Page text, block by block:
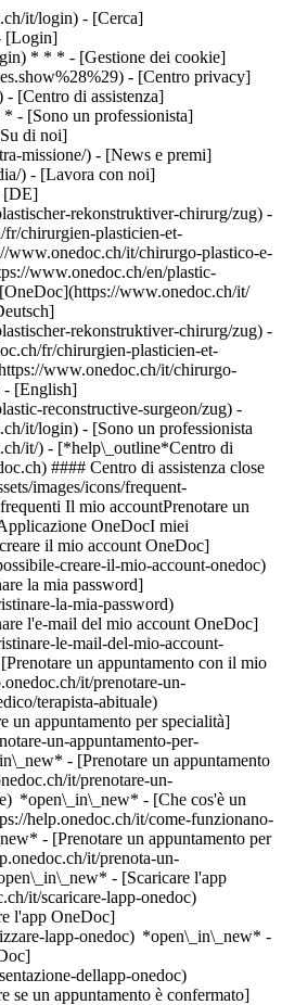
it/login) - [Cerca]
[Login]
* * * - [Gestione dei cookie]
- [Centro privacy]
[Centro di assistenza]
- [Sono un professionista]
di noi]
missione/) - [News e premi]
) - [Lavora con noi]
[DE]
rekonstruktiver-chirurg/zug) -
chirurgien-plasticien-et-
www.onedoc.ch/it/chirurgo-plastico-e-
www.onedoc.ch/en/plastic-
www.onedoc.ch/it/
rekonstruktiver-chirurg/zug) -
fr/chirurgien-plasticien-et-
www.onedoc.ch/it/chirurgo-
- [English]
reconstructive-surgeon/zug) -
it/login) - [Sono un professionista
it/) - [*help\_outline*Centro di
#### Centro di assistenza close
images/icons/frequent-
Il mio accountPrenotare un
OneDocI miei
il mio account OneDoc]
creare-il-mio-account-onedoc)
la mia password]
la-mia-password)
l'e-mail del mio account OneDoc]
le-mail-del-mio-account-
un appuntamento con il mio
it/prenotare-un-
terapista-abituale)
un appuntamento per specialità]
un-appuntamento-per-
- [Prenotare un appuntamento
it/prenotare-un-
*open\_in\_new* - [Che cos'è un
help.onedoc.ch/it/come-funzionano-
- [Prenotare un appuntamento per
it/prenota-un-
- [Scaricare l'app
it/scaricare-lapp-onedoc)
l'app OneDoc]
lapp-onedoc) *open\_in\_new* -
dellapp-onedoc)
goetz-a-giessler) ![Badge che indica un profilo verificato](https://www.onedoc.ch/assets/images/icons/checkmark.svg) Chirurgo plastico e ricostruttivo [Plastische Chirurgie Zug](https://www.onedoc.ch/it/studio-medico-associato/zugo/ebakc/plastische-chirurgie-zug) Grafenaustrasse 15 6300 Zugo ![Icona paziente con segno più che indica che il professionista accetta nuovi pazienti](https://www.onedoc.ch/assets/images/icons/new-patients.svg)Accetta nuovi pazienti [Prenota un appuntamento](https://www.onedoc.ch/it/chirurgo-plastico-e-ricostruttivo/zugo/pcr3r/prof-goetz-a-giessler) Competenze:[Addominoplastica | Chirurgia addominale](https://www.onedoc.ch/it/addominoplastica-chirurgia-addominale/zugo), [Bichectomia | Chirurgia della guancia](https://www.onedoc.ch/it/bichectomia-chirurgia-della-guancia/zugo), [Blefaroplastica | Chirurgia delle palpebre](https://www.onedoc.ch/it/blefaroplastica-chirurgia-delle-palpebre/zugo), [Body Lift | Lifting del corpo](https://www.onedoc.ch/it/body-lift-lifting-del-corpo/zugo), [Mastoplastica additiva | Aumento del seno](https://www.onedoc.ch/it/mastoplastica-additiva-aumento-del-seno/zugo), [Mastoplastica riduttiva | Riduzione del seno](https://www.onedoc.ch/it/mastoplastica-riduttiva-riduzione-del-seno/zugo), [Lifting del viso](https://www.onedoc.ch/it/lifting-del-viso/zugo), [Iniezione di acido ialuronico](https://www.onedoc.ch/it/iniezione-di-acido-ialuronico/zugo), [Iniezione di tossina botulinica](https://www.onedoc.ch/it/iniezione-di-tossina-botulinica/zugo)Vedi di più *chevron\_left* dom 02 ago *chevron\_right* Vedi più appuntamenti *error\_outline* Si è verificato un errore durante il caricamento della disponibilità [Riprova](https://www.onedoc.ch) Competenze:[Addominoplastica | Chirurgia addominale](https://www.onedoc.ch/it/addominoplastica-chirurgia-addominale/zugo), [Bichectomia | Chirurgia della guancia](https://www.onedoc.ch/it/bichectomia-chirurgia-della-guancia/zugo), [Blefaroplastica | Chirurgia delle palpebre](https://www.onedoc.ch/it/blefaroplastica-chirurgia-delle-palpebre/zugo), [Body Lift | Lifting del corpo](https://www.onedoc.ch/it/body-lift-lifting-del-corpo/zugo), [Mastoplastica additiva | Aumento del seno](https://www.onedoc.ch/it/mastoplastica-additiva-aumento-del-seno/zugo), [Mastoplastica riduttiva | Riduzione del seno](https://www.onedoc.ch/it/mastoplastica-riduttiva-riduzione-del-seno/zugo), [Lifting del viso](https://www.onedoc.ch/it/lifting-del-viso/zugo), [Iniezione di acido ialuronico](https://www.onedoc.ch/it/iniezione-di-acido-ialuronico/zugo), [Iniezione di tossina botulinica](https://www.onedoc.ch/it/iniezione-di-tossina-botulinica/zugo)Vedi di più [![Prof. Dr. med. Holger Engel, chirurgo plastico e ricostruttivo a Zugo](https://assets.onedoc.ch/images/users/749a0f05e173dda4aaf07071b623f9292e193708f9113a32a813edb9d2bea290-small.png "Prof. Dr. med. Holger Engel, chirurgo plastico e ricostruttivo a Zugo")](https://www.onedoc.ch/it/chirurgo-plastico-e-ricostruttivo/zugo/pcr3t/prof-dr-med-holger-engel) ### [Prof. Dr. med. Holger Engel](https://www.onedoc.ch/it/chirurgo-plastico-e-ricostruttivo/zugo/pcr3t/prof-dr-med-holger-engel) ![Badge che indica un profilo verificato](https://www.onedoc.ch/assets/images/icons/checkmark.svg) Chirurgo plastico e ricostruttivo [Plastische Chirurgie Zug](https://www.onedoc.ch/it/studio-medico-associato/zugo/ebakc/plastische-chirurgie-zug) Grafenaustrasse 15 6300 Zugo ![Icona paziente con segno più che indica che il professionista accetta nuovi pazienti](https://www.onedoc.ch/assets/images/icons/new-patients.svg)Accetta nuovi pazienti [Prenota un appuntamento](https://www.onedoc.ch/it/chirurgo-plastico-e-ricostruttivo/zugo/pcr3t/prof-dr-med-holger-engel) Competenze:[Blefaroplastica | Chirurgia delle palpebre](https://www.onedoc.ch/it/blefaroplastica-chirurgia-delle-palpebre/zugo), [Mastoplastica riduttiva | Riduzione del seno](https://www.onedoc.ch/it/mastoplastica-riduttiva-riduzione-del-seno/zugo), [Lifting del viso](https://www.onedoc.ch/it/lifting-del-viso/zugo), [Iniezione di tossina botulinica](https://www.onedoc.ch/it/iniezione-di-tossina-botulinica/zugo), [Iniezione di acido ialuronico](https://www.onedoc.ch/it/iniezione-di-acido-ialuronico/zugo), [Mastoplastica additiva | Aumento del seno](https://www.onedoc.ch/it/mastoplastica-additiva-aumento-del-seno/zugo), [Body Lift | Lifting del corpo](https://www.onedoc.ch/it/body-lift-lifting-del-corpo/zugo), [Bichectomia | Chirurgia della guancia](https://www.onedoc.ch/it/bichectomia-chirurgia-della-guancia/zugo), [Addominoplastica | Chirurgia addominale](https://www.onedoc.ch/it/addominoplastica-chirurgia-addominale/zugo)Vedi di più *chevron\_left* dom 02 ago *chevron\_right* Vedi più appuntamenti *error\_outline* Si è verificato un errore durante il caricamento della disponibilità [Riprova](https://www.onedoc.ch) Competenze:[Blefaroplastica | Chirurgia delle palpebre](https://www.onedoc.ch/it/blefaroplastica-chirurgia-delle-palpebre/zugo), [Mastoplastica riduttiva | Riduzione del seno](https://www.onedoc.ch/it/mastoplastica-riduttiva-riduzione-del-seno/zugo), [Lifting del viso](https://www.onedoc.ch/it/lifting-del-viso/zugo), [Iniezione di tossina botulinica](https://www.onedoc.ch/it/iniezione-di-tossina-botulinica/zugo), [Iniezione di acido ialuronico](https://www.onedoc.ch/it/iniezione-di-acido-ialuronico/zugo), [Mastoplastica additiva | Aumento del seno](https://www.onedoc.ch/it/mastoplastica-additiva-aumento-del-seno/zugo), [Body Lift | Lifting del corpo](https://www.onedoc.ch/it/body-lift-lifting-del-corpo/zugo), [Bichectomia | Chirurgia della guancia](https://www.onedoc.ch/it/bichectomia-chirurgia-della-guancia/zugo), [Addominoplastica | Chirurgia addominale](https://www.onedoc.ch/it/addominoplastica-chirurgia-addominale/zugo)Vedi di più [![Dr. med. Goetz A. Giessler, chirurgo plastico e ricostruttivo a Zugo](https://assets.onedoc.ch/images/users/e8f63754aa8d4382cffd1b1cd9f7fc50776cd4fd2a44f2c7d1a099f380f90ed7-small.jpg "Dr. med. Goetz A. Giessler, chirurgo plastico e ricostruttivo a Zugo")](https://www.onedoc.ch/it/chirurgo-plastico-e-ricostruttivo/zugo/pc0nd/dr-med-goetz-a-giessler) ### [Dr. med. Goetz A. Giessler](https://www.onedoc.ch/it/chirurgo-plastico-e-ricostruttivo/zugo/pc0nd/dr-med-goetz-a-giessler) ![Badge che indica un profilo verificato](https://www.onedoc.ch/assets/images/icons/checkmark.svg) Chirurgo plastico e ricostruttivo [Venenzentrum Zug City](https://www.onedoc.ch/it/studio-medico/zugo/ebdjm/venenzentrum-zug-city) Grafenaustrasse 15 6300 Zugo ![Icona paziente con segno più che indica che il professionista accetta nuovi pazienti](https://www.onedoc.ch/assets/images/icons/new-patients.svg)Accetta nuovi pazienti [Prenota un appuntamento](https://www.onedoc.ch/it/chirurgo-plastico-e-ricostruttivo/zugo/pc0nd/dr-med-goetz-a-giessler) *chevron\_left* dom 02 ago *chevron\_right* Vedi più appuntamenti *error\_outline* Si è verificato un errore durante il caricamento della disponibilità [Riprova](https://www.onedoc.ch) [![Prof. Dr. med. Holger Engel, chirurgo plastico e ricostruttivo a Zugo](https://assets.onedoc.ch/images/users/e099f8932c10eb4da1e23309733132eb72d80c2f9dcb7c6d8d5ae6113bd81266-small.png "Prof. Dr. med. Holger Engel, chirurgo plastico e ricostruttivo a Zugo")](https://www.onedoc.ch/it/chirurgo-plastico-e-ricostruttivo/zugo/pc0ne/prof-dr-med-holger-engel) ### [Prof. Dr. med. Holger Engel](https://www.onedoc.ch/it/chirurgo-plastico-e-ricostruttivo/zugo/pc0ne/prof-dr-med-holger-engel) ![Badge che indica un profilo verificato](https://www.onedoc.ch/assets/imag